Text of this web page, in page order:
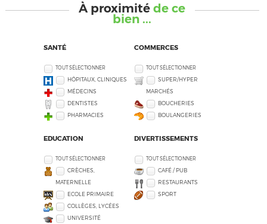
À proximitéde ce
bien ...
SANTÉ
TOUT SÉLECTIONNER
HÔPITAUX, CLINIQUES
MÉDECINS
DENTISTES
PHARMACIES
COMMERCES
TOUT SÉLECTIONNER
SUPER/HYPER
MARCHÉS
BOUCHERIES
BOULANGERIES
EDUCATION
TOUT SÉLECTIONNER
CRÈCHES,
MATERNELLE
ECOLE PRIMAIRE
COLLÈGES, LYCÉES
UNIVERSITÉ
DIVERTISSEMENTS
TOUT SÉLECTIONNER
CAFÉ / PUB
RESTAURANTS
SPORT